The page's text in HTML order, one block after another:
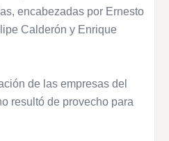
encabezadas por Ernesto
Calderón y Enrique
de las empresas del
resultó de provecho para